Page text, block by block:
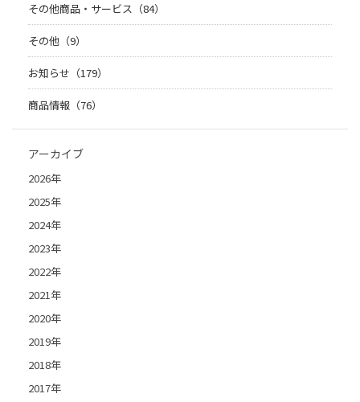
その他商品・サービス（84）
その他（9）
お知らせ（179）
商品情報（76）
アーカイブ
2026年
2025年
2024年
2023年
2022年
2021年
2020年
2019年
2018年
2017年